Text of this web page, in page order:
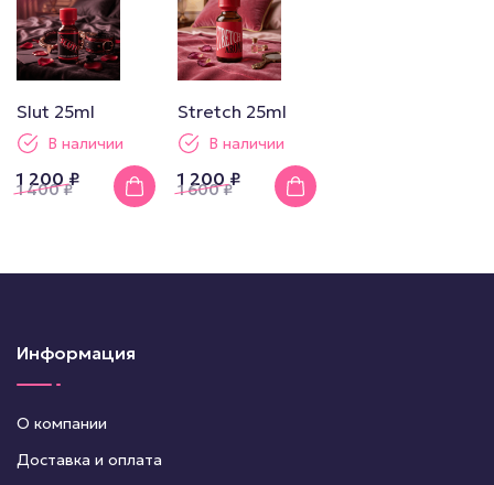
Slut 25ml
В наличии
1 200 ₽
1 400₽
Stretch 25ml
В наличии
1 200 ₽
1 600₽
Информация
О компании
Доставка и оплата